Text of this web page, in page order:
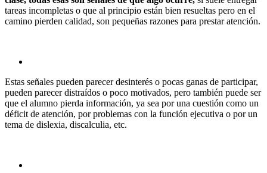
tareas incompletas o que al principio están bien resueltas pero en el
camino pierden calidad, son pequeñas razones para prestar atención.
Estas señales pueden parecer desinterés o pocas ganas de participar,
pueden parecer distraídos o poco motivados, pero también puede ser
que el alumno pierda información, ya sea por una cuestión como un
déficit de atención, por problemas con la función ejecutiva o por un
tema de dislexia, discalculia, etc.